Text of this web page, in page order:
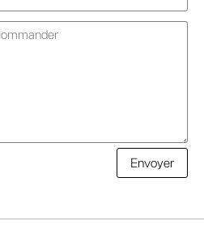
Envoyer